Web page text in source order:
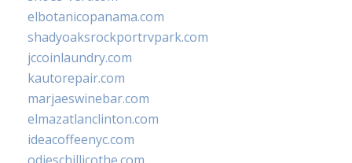
elbotanicopanama.com
shadyoaksrockportrvpark.com
jccoinlaundry.com
kautorepair.com
marjaeswinebar.com
elmazatlanclinton.com
ideacoffeenyc.com